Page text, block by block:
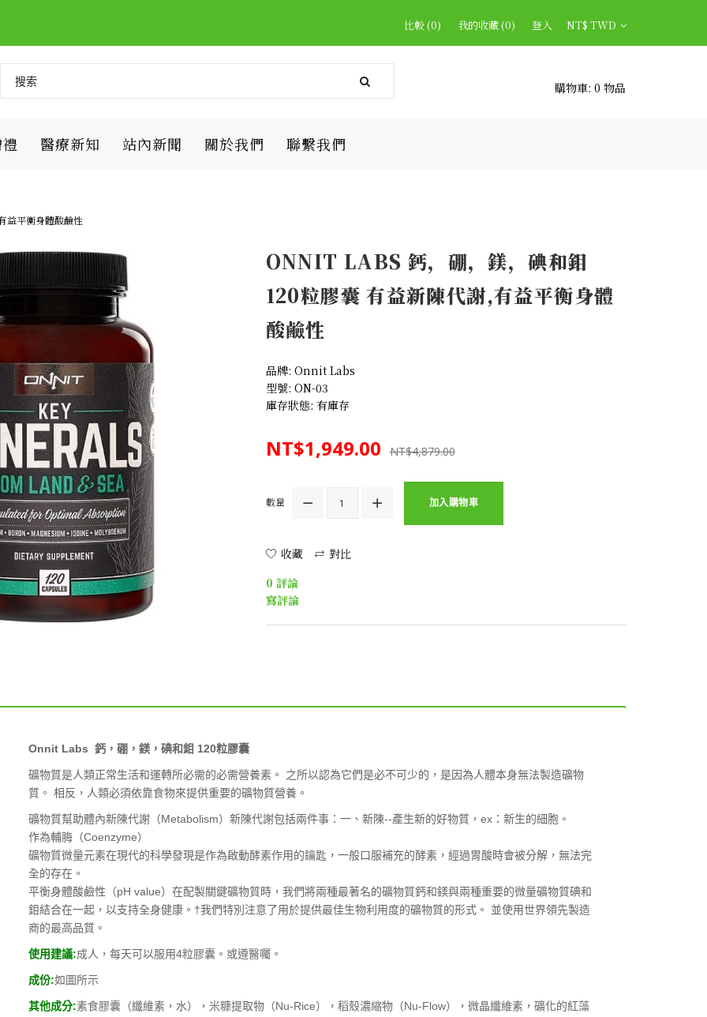
比較 (0) 我的收藏 (0) 登入 NT$ TWD
購物車: 0 物品
醫療新知 站內新聞 關於我們 聯繫我們
益平衡身體酸鹼性
ONNIT LABS 鈣，硼，鎂，碘和鉬
120粒膠囊 有益新陳代謝,有益平衡身體
酸鹼性
品牌: Onnit Labs
型號: ON-03
庫存狀態: 有庫存
NT$1,949.00 NT$4,879.00
數量 加入購物車
收藏
對比
0 評論
寫評論
Onnit Labs 鈣，硼，鎂，碘和鉬 120粒膠囊
礦物質是人類正常生活和運轉所必需的必需營養素。 之所以認為它們是必不可少的，是因為人體本身無法製造礦物
質。 相反，人類必須依靠食物來提供重要的礦物質營養。
礦物質幫助體內新陳代謝（Metabolism）新陳代謝包括兩件事：一、新陳--產生新的好物質，ex：新生的細胞。
作為輔脢（Coenzyme）
礦物質微量元素在現代的科學發現是作為啟動酵素作用的鑰匙，一般口服補充的酵素，經過胃酸時會被分解，無法完
全的存在。
平衡身體酸鹼性（pH value） 在配製關鍵礦物質時，我們將兩種最著名的礦物質鈣和鎂與兩種重要的微量礦物質碘和
鉬結合在一起，以支持全身健康。†我們特別注意了用於提供最佳生物利用度的礦物質的形式。 並使用世界領先製造
商的最高品質。
使用建議:成人， 每天可以服用4粒膠囊。 或遵醫囑。
成份:如圖所示
其他成分:素食膠囊（纖維素，水），米糠提取物（Nu-Rice），稻殼濃縮物（Nu-Flow），微晶纖維素，礦化的紅藻